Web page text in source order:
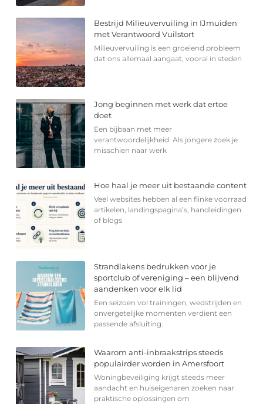
Bestrijd Milieuvervuiling in IJmuiden
met Verantwoord Vuilstort
Milieuvervuiling is een groeiend probleem
dat ons allemaal aangaat, vooral in steden
Jong beginnen met werk dat ertoe
doet
Een bijbaan met meer
verantwoordelijkheid Als jongere zoek je
misschien naar werk
Hoe haal je meer uit bestaande content
Veel websites hebben al een flinke voorraad
artikelen, landingspagina’s, handleidingen
of blogs
Strandlakens bedrukken voor je
sportclub of vereniging – een blijvend
aandenken voor elk lid
Een seizoen vol trainingen, wedstrijden en
onvergetelijke momenten verdient een
passende afsluiting.
Waarom anti-inbraakstrips steeds
populairder worden in Amersfoort
Woningbeveiliging krijgt steeds meer
aandacht en huiseigenaren zoeken naar
praktische oplossingen om